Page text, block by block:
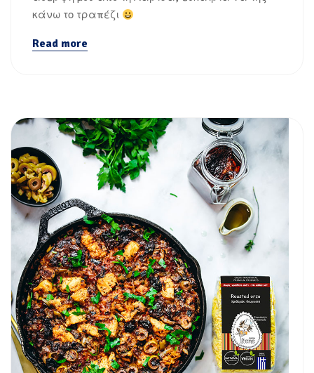
κάνω το τραπέζι
Read more